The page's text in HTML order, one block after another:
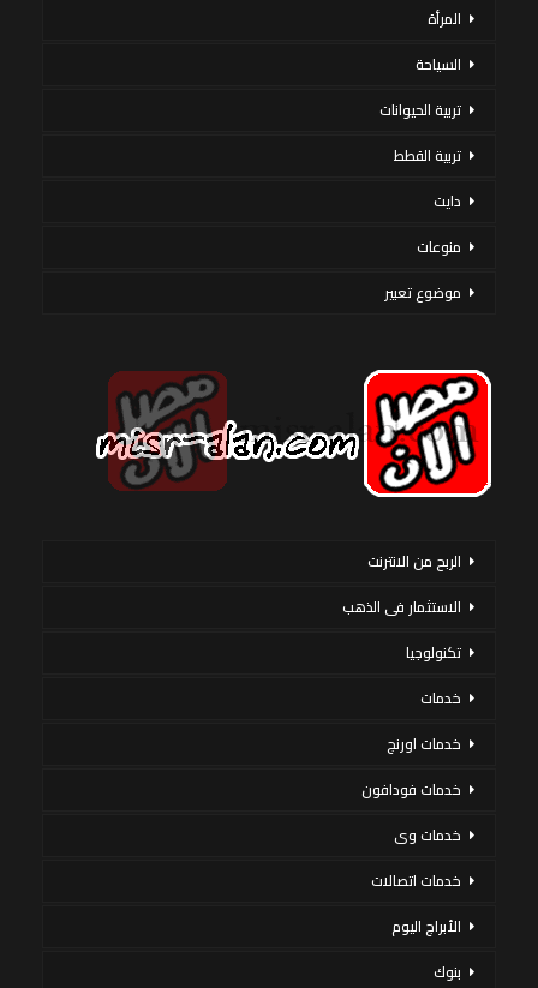
المرأة
السياحة
تربية الحيوانات
تربية القطط
دايت
منوعات
موضوع تعبير
الربح من الانترنت
الاستثمار فى الذهب
تكنولوجيا
خدمات
خدمات اورنج
خدمات فودافون
خدمات وى
خدمات اتصالات
الأبراج اليوم
بنوك